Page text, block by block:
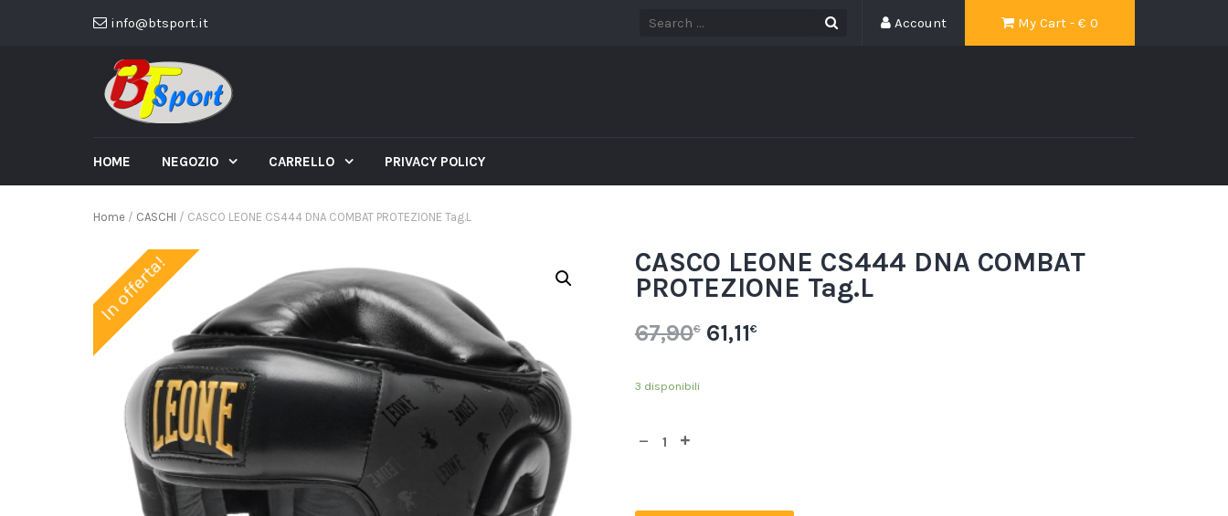
info@btsport.it My Cart - € 0
Account
HOME NEGOZIO CARRELLO PRIVACY POLICY
Home / CASCHI / CASCO LEONE CS444 DNA COMBAT PROTEZIONE Tag.L
In offerta! CASCO LEONE CS444 DNA COMBAT
PROTEZIONE Tag.L
67,90€ 61,11€
3 disponibili